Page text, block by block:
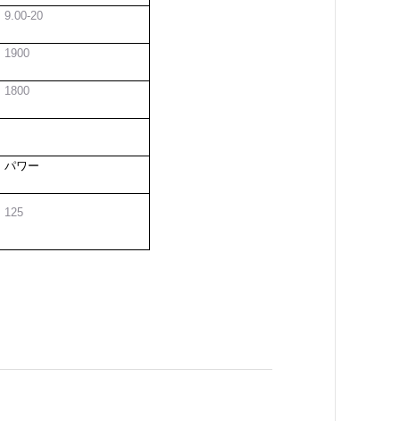
9.00-20
1900
1800
パワー
125